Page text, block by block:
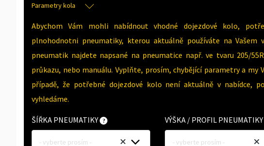
Parametry kola
Abychom Vám mohli nabídnout vhodné dojezdové kolo,
plnohodnotni pneumatiky, kterou aktuálně používáte na Vašem
pneumatik najdete napsané na pneumatice např. ve tvaru 205/
průkazu, nebo manuálu. Vyplňte, prosím, chybějící parametry a my
případě, že potřebné dojezdové kolo není aktuálně v nabídce,
vyhledáme.
ŠÍŘKA PNEUMATIKY
- vyberte prosím -
VÝŠKA / PROFIL
- vyberte prosím -